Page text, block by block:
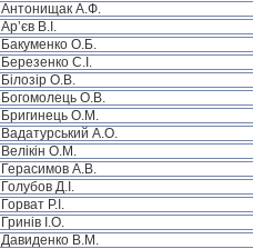
Антонищак А.Ф.
Ар’єв В.І.
Бакуменко О.Б.
Березенко С.І.
Білозір О.В.
Богомолець О.В.
Бригинець О.М.
Вадатурський А.О.
Велікін О.М.
Герасимов А.В.
Голубов Д.І.
Горват Р.І.
Гринів І.О.
Давиденко В.М.